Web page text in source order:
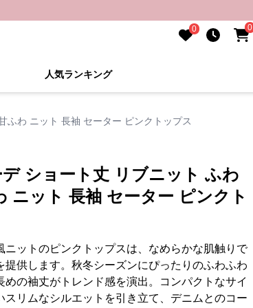
0 0
人気ランキング
ふわ ニット 長袖 セーター ピンクトップス
ショート丈 リブニット ふわ
ニット 長袖 セーター ピンクト
ニットのピンクトップスは、なめらかな肌触りで
提供します。秋冬シーズンにぴったりのふわふわ
めの袖丈がトレンド感を演出。コンパクトなサイ
スリムなシルエットを引き立て、デニムとのコー